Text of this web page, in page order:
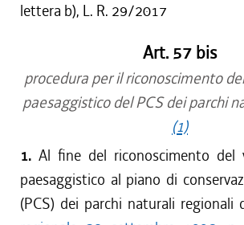
lettera b), L. R. 29/2017
Art. 57 bis
procedura per il riconoscimento
paesaggistico del PCS dei parchi
(1)
1. Al fine del riconoscimento del
paesaggistico al piano di
(PCS) dei parchi naturali regionali